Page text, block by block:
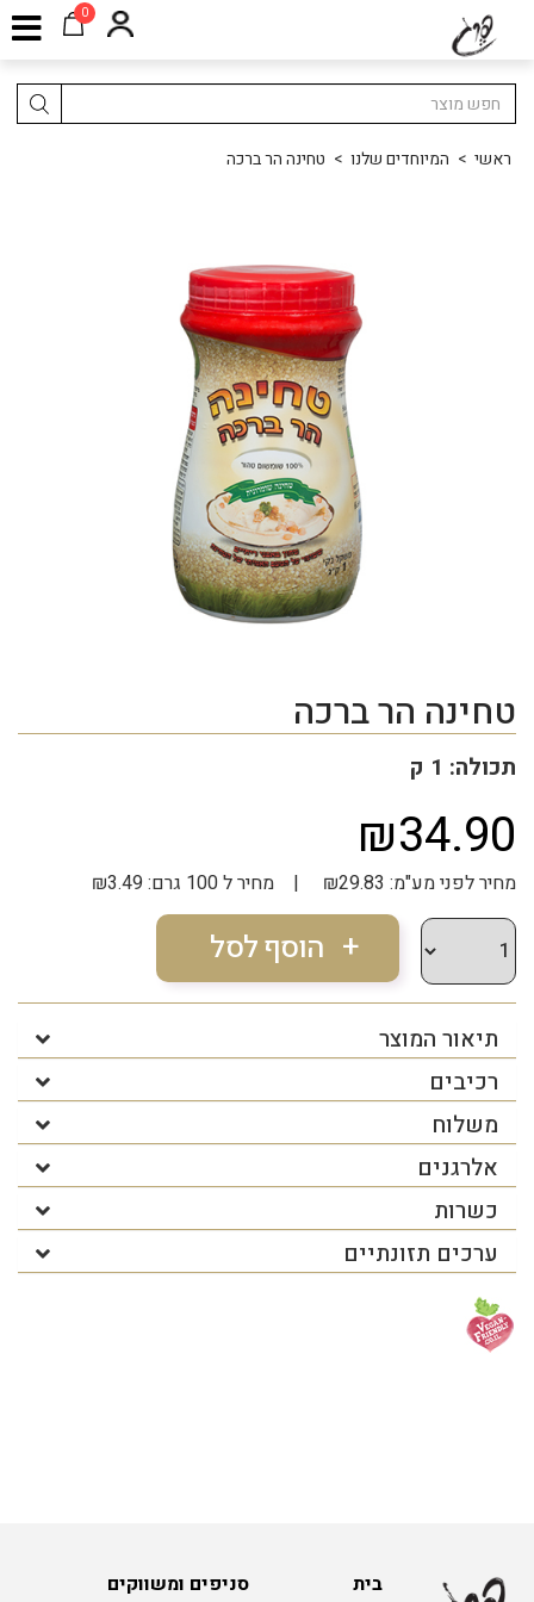
0
ראשי > המיוחדים שלנו > טחינה הר ברכה
טחינה הר ברכה
תכולה: 1 ק
₪34.90
מחיר לפני מע"מ: ₪29.83 | מחיר ל 100 גרם: ₪3.49
תיאור המוצר
רכיבים
משלוח
אלרגנים
כשרות
ערכים תזונתיים
סניפים ומשווקים
בית